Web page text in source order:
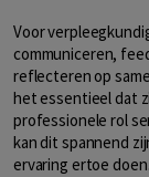
Voor
communiceren,
reflecteren op
het essentieel dat
professionele rol
kan dit spannend
ervaring ertoe doen.